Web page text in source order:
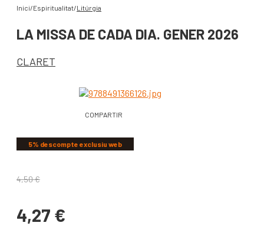
Inici/Espiritualitat/Litúrgia
LA MISSA DE CADA DIA. GENER 2026
CLARET
COMPARTIR
5% descompte exclusiu web
4,50€
4,27 €